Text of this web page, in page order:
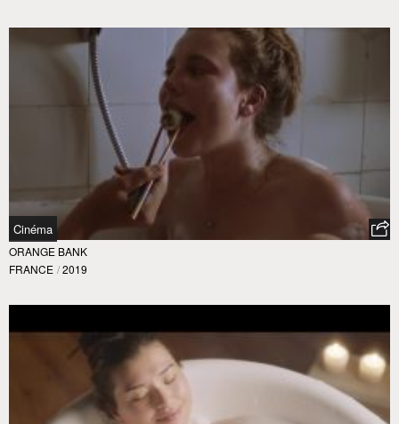
Cinéma
ORANGE BANK
FRANCE / 2019